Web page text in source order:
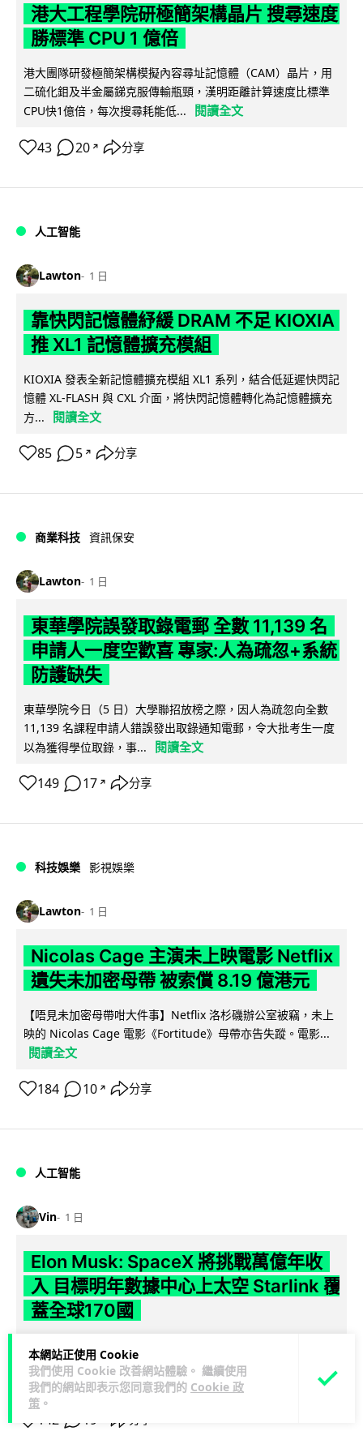
本網站正使用 Cookie
我們使用 Cookie 改善網站體驗。 繼續使用
我們的網站即表示您同意我們的 Cookie 政
策 。
港大工程學院研極簡架構晶片 搜尋速度
勝標準 CPU 1 億倍
港大團隊研發極簡架構模擬內容尋址記憶體（CAM）晶片，用
二硫化鉬及半金屬銻克服傳輸瓶頸，漢明距離計算速度比標準
CPU快1億倍，每次搜尋耗能低...
閱讀全文
43 20 ↗ 分享
人工智能
Lawton 1 日
靠快閃記憶體紓緩 DRAM 不足 KIOXIA
推 XL1 記憶體擴充模組
KIOXIA 發表全新記憶體擴充模組 XL1 系列，結合低延遲快閃記
憶體 XL-FLASH 與 CXL 介面，將快閃記憶體轉化為記憶體擴充
方...
閱讀全文
85 5 ↗ 分享
商業科技 資訊保安
Lawton 1 日
東華學院誤發取錄電郵 全數 11,139 名
申請人一度空歡喜 專家:人為疏忽+系統
防護缺失
東華學院今日（5 日）大學聯招放榜之際，因人為疏忽向全數
11,139 名課程申請人錯誤發出取錄通知電郵，令大批考生一度
以為獲得學位取錄，事...
閱讀全文
149 17 ↗ 分享
科技娛樂 影視娛樂
Lawton 1 日
Nicolas Cage 主演未上映電影 Netflix
遺失未加密母帶 被索償 8.19 億港元
【唔見未加密母帶咁大件事】Netflix 洛杉磯辦公室被竊，未上
映的 Nicolas Cage 電影《Fortitude》母帶亦告失蹤。電影...
閱讀全文
184 10 ↗ 分享
人工智能
Vin 1 日
Elon Musk: SpaceX 將挑戰萬億年收
入 目標明年數據中心上太空 Starlink 覆
蓋全球170國
SpaceX 公佈最新第二季業績，受惠 Starlink 與 AI 業務帶動，
季度收入按年飆升 92% 至 78 億美元。行政總裁 Elon...
全文
142 19 分享